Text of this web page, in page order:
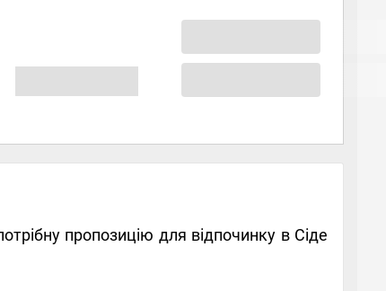
пропозицію для відпочинку в Сіде